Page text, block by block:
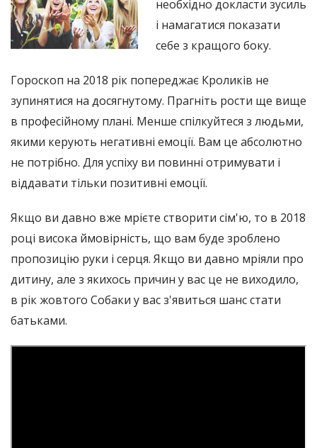
необхідно докласти зусиль
і намагатися показати
себе з кращого боку.
Гороскоп на 2018 рік попереджає Кроликів не
зупинятися на досягнутому. Прагніть рости ще вище
в професійному плані. Менше спілкуйтеся з людьми,
якими керують негативні емоції. Вам це абсолютно
не потрібно. Для успіху ви повинні отримувати і
віддавати тільки позитивні емоції.
Якщо ви давно вже мрієте створити сім'ю, то в 2018
році висока ймовірність, що вам буде зроблено
пропозицію руки і серця. Якщо ви давно мріяли про
дитину, але з якихось причин у вас це не виходило,
в рік жовтого Собаки у вас з'явиться шанс стати
батьками.